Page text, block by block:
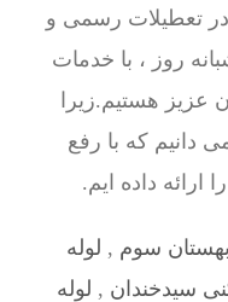
تعطیلات رسمی و
روز ، با خدمات
هستیم.زیرا
دانیم که با رفع
داده ایم.
بهستان سوم , لوله
سیدخندان , لوله